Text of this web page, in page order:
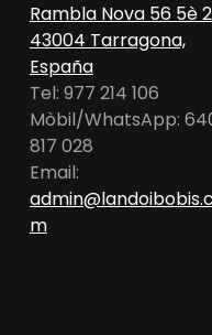
Rambla Nova 56 5è
43004 Tarragona,
España
Tel: 977 214 106
Mòbil/WhatsApp:
817 028
Email:
m